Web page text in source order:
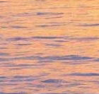
рая»
26 ноября 2012,